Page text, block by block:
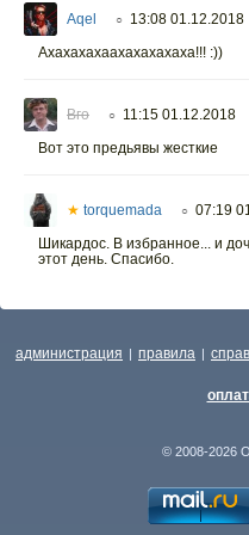
Aqel ○ 13:08 01.12.2018
Ахахахахаахахахахаха!!! :))
Вго ○ 11:15 01.12.2018
Вот это предьявы жесткие
★ torquemada ○ 07:19
Шикардос. В избранное... и
этот день. Спасибо.
администрация | правила |
© 2008-2026